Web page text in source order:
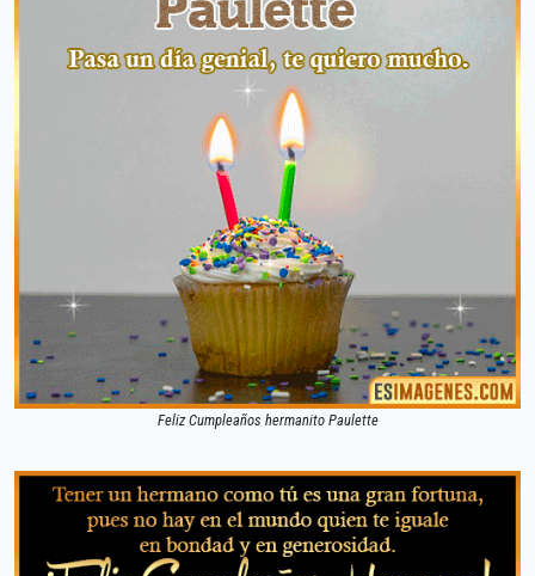
Feliz Cumpleaños hermanito Paulette